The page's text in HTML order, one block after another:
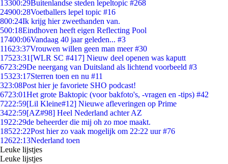
13300:29Buitenlandse steden lepeltopic #268
24900:28Voetballers lepel topic #16
800:24Ik krijg hier zweethanden van.
500:18Eindhoven heeft eigen Reflecting Pool
17400:06Vandaag 40 jaar geleden... #3
11623:37Vrouwen willen geen man meer #30
17523:31 [WLR SC #417] Nieuw deel openen was kaputt
6723:29De neergang van Duitsland als lichtend voorbeeld #3
15323:17Sterren toen en nu #11
323:08Post hier je favoriete SHO podcast!
6723:01Het grote Baktopic (voor bakfoto's, -vragen en -tips) #42
7222:59[Lil Kleine#12] Nieuwe afleveringen op Prime
3422:59[AZ#98] Heel Nederland achter AZ
1922:29de beheerder die mij oh zo moe maakt.
18522:22Post hier zo vaak mogelijk om 22:22 uur #76
12622:13Nederland toen
Leuke lijstjes
Leuke lijstjes